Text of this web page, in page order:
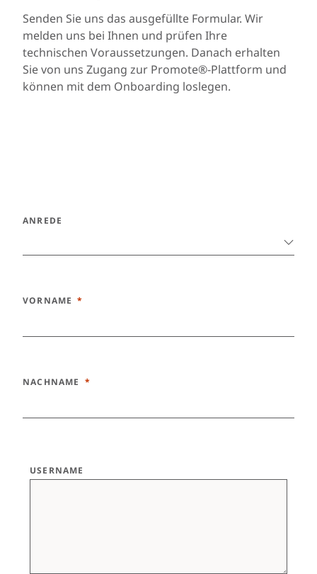
Senden Sie uns das ausgefüllte Formular. Wir
melden uns bei Ihnen und prüfen Ihre
technischen Voraussetzungen. Danach erhalten
Sie von uns Zugang zur Promote®-Plattform und
können mit dem Onboarding loslegen.
ANREDE
VORNAME
NACHNAME
USERNAME